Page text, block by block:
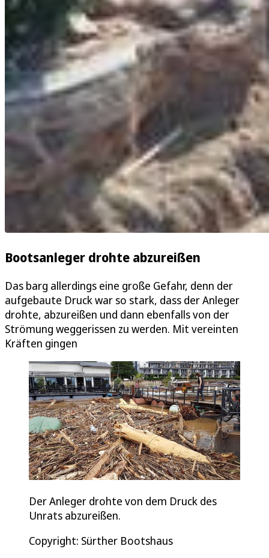
Bootsanleger drohte abzureißen
Das barg allerdings eine große Gefahr, denn der
aufgebaute Druck war so stark, dass der Anleger
drohte, abzureißen und dann ebenfalls von der
Strömung weggerissen zu werden. Mit vereinten
Kräften gingen
Der Anleger drohte von dem Druck des
Unrats abzureißen.
Copyright: Sürther Bootshaus